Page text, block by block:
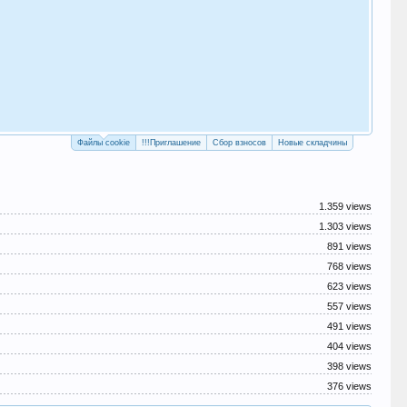
Файлы cookie !!!Приглашение Сбор взносов Новые складчины
1.359 views
1.303 views
891 views
768 views
623 views
557 views
491 views
404 views
398 views
376 views